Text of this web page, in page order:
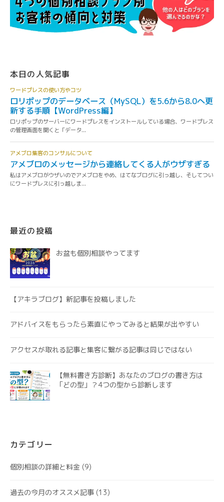
本日の人気記事
最近の投稿
お盆も個別相談やってます
【アキラブログ】新記事を投稿しました
アドバイスをもらったら素直にやってみると結果が出やすい
アクセスが取れる記事と集客に繋がる記事は同じではない
【無料書き方診断】あなたのブログの書き方は
「どの型」？4つの型から診断します
カテゴリー
個別相談の詳細と料金 (9)
過去の今月のオススメ記事 (13)